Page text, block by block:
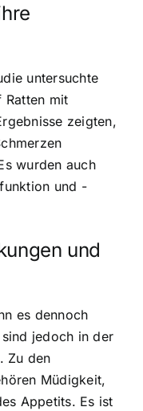
untersuchte
Ratten mit
zeigten,
wurden auch
und -
und
es dennoch
jedoch in der
Zu den
Müdigkeit,
Appetits. Es ist